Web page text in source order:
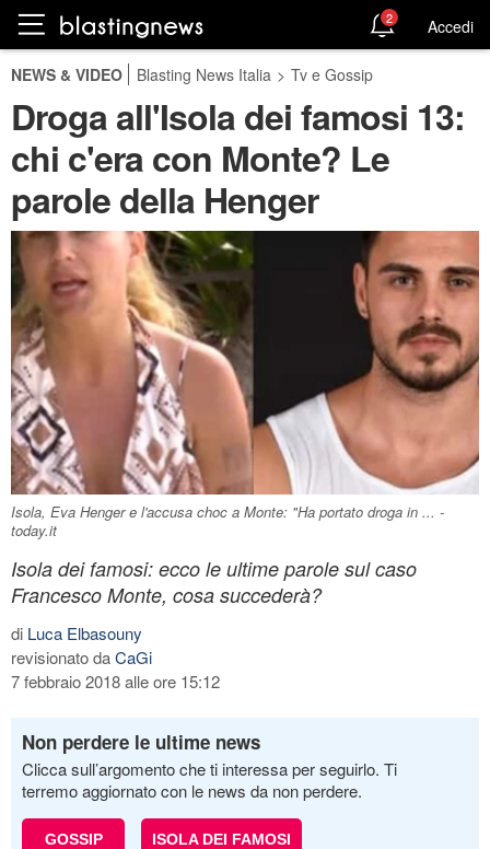
2 Accedi
NEWS & VIDEO Blasting News Italia > Tv e Gossip
Droga all'Isola dei famosi 13:
chi c'era con Monte? Le
parole della Henger
Isola, Eva Henger e l'accusa choc a Monte: "Ha portato droga in ... -
today.it
Isola dei famosi: ecco le ultime parole sul caso
Francesco Monte, cosa succederà?
di Luca Elbasouny
revisionato daCaGi
7 febbraio 2018 alle ore 15:12
Non perdere le ultime news
Clicca sull’argomento che ti interessa per seguirlo. Ti
terremo aggiornato con le news da non perdere.
GOSSIP ISOLA DEI FAMOSI